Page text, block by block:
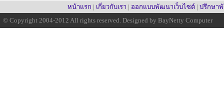
หน้าแรก | เกี่ยวกับเรา | ออกแบบพัฒนาเว็บไซต์ | ปรึกษา
© Copyright 2004-2012 All rights reserved. Designed by BayNetty Computer